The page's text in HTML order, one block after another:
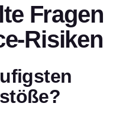
Fragen
Risiken